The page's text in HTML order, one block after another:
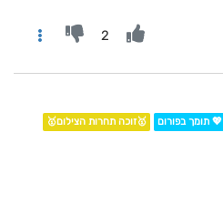
2
💖 תומך בפורום 🥇זוכה תחרות הצילום🥇